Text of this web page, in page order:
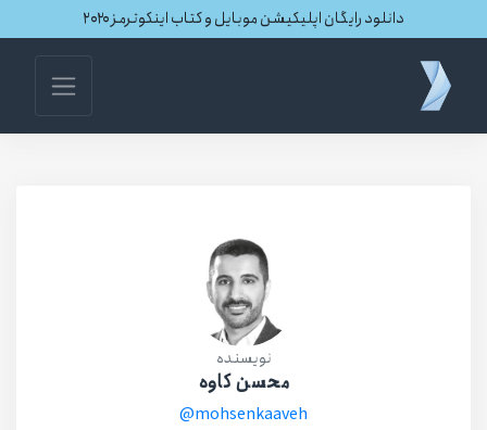
دانلود رایگان اپلیکیشن موبایل و کتاب اینکوترمز ۲۰۲۰
نویسنده
محسن کاوه
@mohsenkaaveh